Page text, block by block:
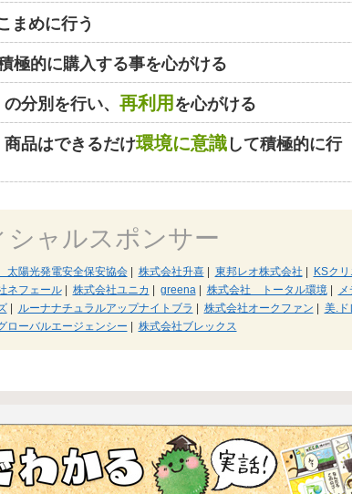
まめに行う
極的に購入する事を心がける
分別を行い、 再利用 を心がける
商品はできるだけ環境に意識して積極的に行
シャルスポンサー
陽光発電安全保安協会| 株式会社升喜| 東邦レオ株式会社 KSク
ネフェール| 株式会社ユニカ greena| 株式会社 トータル環境|
| ルーナナチュラルアップナイトブラ 株式会社オークファン 美.ド
ローバルエージェンシー 株式会社ブレックス